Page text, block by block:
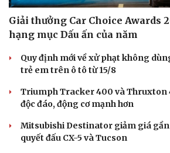
Giải thưởng Car Choice Awards
hạng mục Dấu ấn của năm
Quy định mới về xử phạt không
trẻ em trên ô tô từ 15/8
Triumph Tracker 400 và Thruxton
độc đáo, động cơ mạnh hơn
Mitsubishi Destinator giảm giá
quyết đấu CX-5 và Tucson